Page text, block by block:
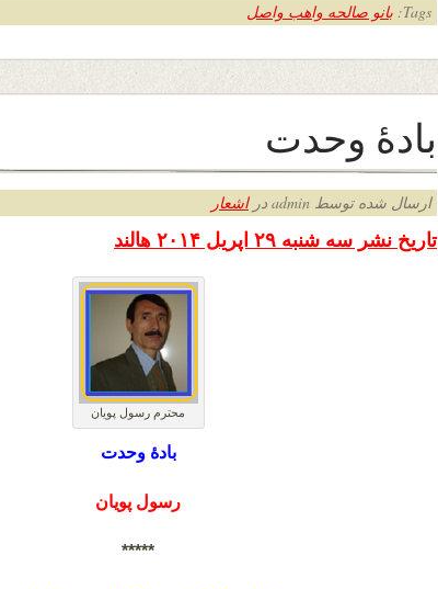
Tags: بانو صالحه واهب واصل
بادۀ وحدت
ارسال شده توسط admin در اشعار
تاریخ نشر سه شنبه ۲۹ اپریل ۲۰۱۴ هالند
محترم رسول پویان
بادۀ وحدت
رسول پویان
*****